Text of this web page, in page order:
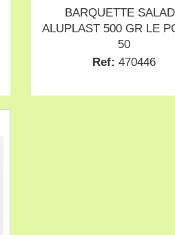
BARQUETTE
ALUPLAST 500 GR LE
50
Ref: 470446